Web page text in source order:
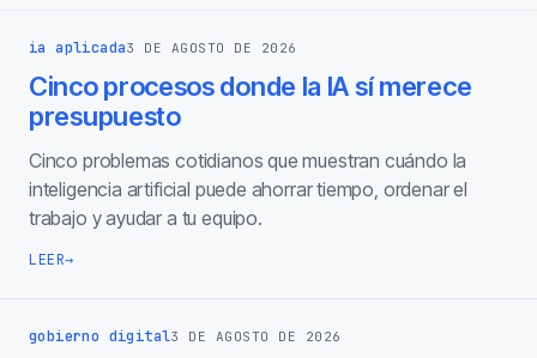
ia aplicada3 DE AGOSTO DE 2026
Cinco procesos donde la IA sí merece
presupuesto
Cinco problemas cotidianos que muestran cuándo la
inteligencia artificial puede ahorrar tiempo, ordenar el
trabajo y ayudar a tu equipo.
LEER→
gobierno digital3 DE AGOSTO DE 2026